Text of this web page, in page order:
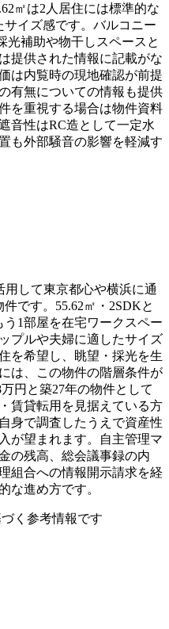
㎡は2人居住には標準的な
イズ感です。バルコニー
光補助や物干しスペースと
提供された情報に記載がな
は内覧時の現地確認が前提
有無についての情報も提供
を重視する場合は物件資料
音性はRC造として一定水
も外部騒音の影響を軽減す
用して東京都心や横浜に通
です。55.62㎡・2SDKと
1部屋を在宅ワークスペー
プルや夫婦に適したサイズ
を希望し、眺望・採光を生
は、この物件の階層条件が
円と築27年の物件として
賃貸転用を見据えている方
身で調査したうえで資産性
が望まれます。自主管理マ
の残高、総会議事録の内
組合への情報開示請求を経
な進め方です。
く参考情報です